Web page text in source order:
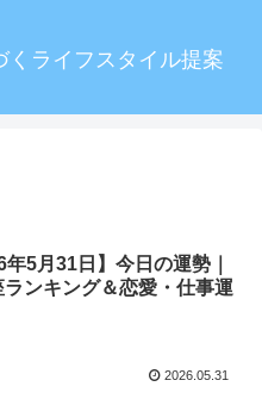
くライフスタイル提案
年5月31日】今日の運勢｜
ランキング＆恋愛・仕事運
2026.05.31